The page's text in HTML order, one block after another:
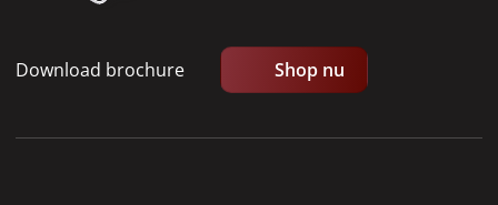
Download brochure Shop nu